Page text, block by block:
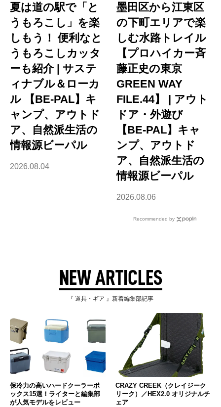
夏は道の駅で「と
うもろこし」を楽
しもう！ 便利なと
うもろこしカッタ
ーも紹介 | サステ
ィナブル＆ローカ
ル 【BE-PAL】キ
ャンプ、アウトド
ア、自然派生活の
情報源ビーパル
2026.08.04
墨田区から江東区
の下町エリアで楽
しむ水路トレイル
【プロハイカー斉
藤正史の東京
GREEN WAY
FILE.44】 | アウト
ドア・外遊び
【BE-PAL】キャ
ンプ、アウトド
ア、自然派生活の
情報源ビーパル
2026.08.06
Recommended by
NEW ARTICLES
『 道具・ギア 』新着編集部記事
保冷力の高いハードクーラーボ
ックス15選！ライターと編集部
が人気モデルをレビュー
CRAZY CREEK（クレイジーク
リーク）／HEX2.0 オリジナルチ
ェア